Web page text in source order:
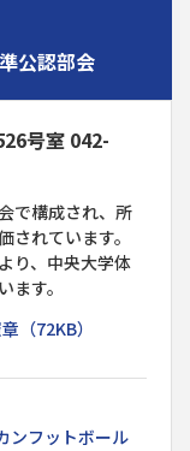
準公認部会
号室 042-
で構成され、所
れています。
り、中央大学体
す。
（72KB）
ンフットボール